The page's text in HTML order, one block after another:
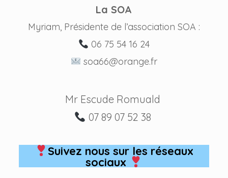
La SOA
Myriam, Présidente de l’association SOA :
06 75 54 16 24
soa66@orange.fr
Mr Escude Romuald
07 89 07 52 38
Suivez nous sur les réseaux
sociaux